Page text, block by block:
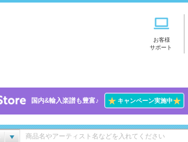
お客様
サポート
国内&輸入楽譜も豊富♪ ★キャンペーン実施中★